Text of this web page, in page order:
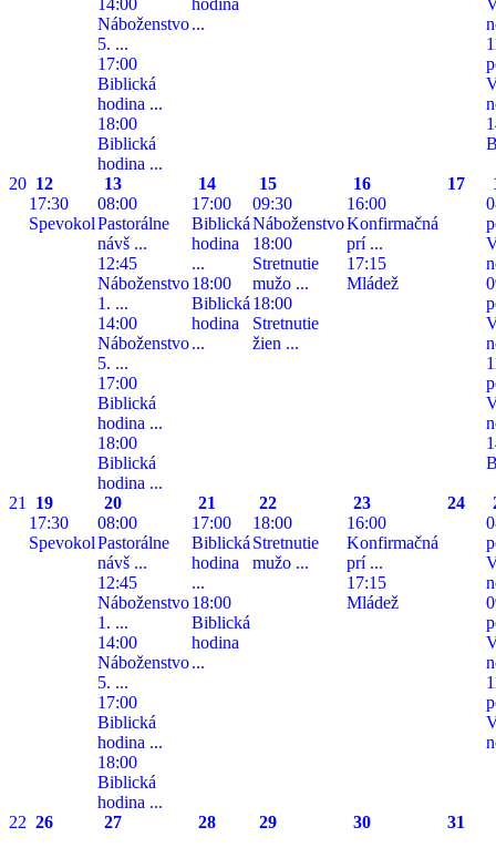
14:00
Náboženstvo
5. ...
17:00
Biblická
hodina ...
18:00
Biblická
hodina ...
hodina
...
20 12
17:30
Spevokol
13
08:00
Pastorálne
návš ...
12:45
Náboženstvo
1. ...
14:00
Náboženstvo
5. ...
17:00
Biblická
hodina ...
18:00
Biblická
hodina ...
14
17:00
Biblická
hodina
...
18:00
Biblická
hodina
...
15
09:30
Náboženstvo
18:00
Stretnutie
mužo ...
18:00
Stretnutie
žien ...
16
16:00
Konfirmačná
prí ...
17:15
Mládež
17
21
19
17:30
Spevokol
20
08:00
Pastorálne
návš ...
12:45
Náboženstvo
1. ...
14:00
Náboženstvo
5. ...
17:00
Biblická
hodina ...
18:00
Biblická
hodina ...
21
17:00
Biblická
hodina
...
18:00
Biblická
hodina
...
22
18:00
Stretnutie
mužo ...
23
16:00
Konfirmačná
prí ...
17:15
Mládež
24
22 26 27 28 29 30 31